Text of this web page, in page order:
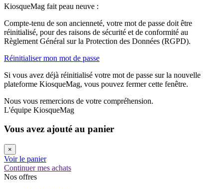
KiosqueMag fait peau neuve :
Compte-tenu de son ancienneté, votre mot de passe doit être
réinitialisé, pour des raisons de sécurité et de conformité au
Règlement Général sur la Protection des Données (RGPD).
Réinitialiser mon mot de passe
Si vous avez déjà réinitialisé votre mot de passe sur la nouvelle
plateforme KiosqueMag, vous pouvez fermer cette fenêtre.
Nous vous remercions de votre compréhension.
L'équipe KiosqueMag
Vous avez ajouté au panier
×
Voir le panier
Continuer mes achats
Nos offres